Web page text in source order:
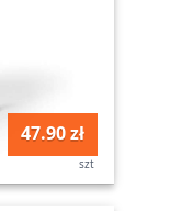
47.90 zł
szt